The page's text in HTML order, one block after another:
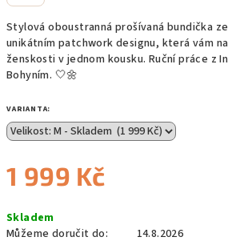
Stylová oboustranná prošívaná bundička
unikátním patchwork designu, která vám
ženskosti v jednom kousku. Ruční práce z
Bohyním. 🤍🌼
VARIANTA:
1 999 Kč
cena:
Skladem
Můžeme doručit do:
14.8.2026